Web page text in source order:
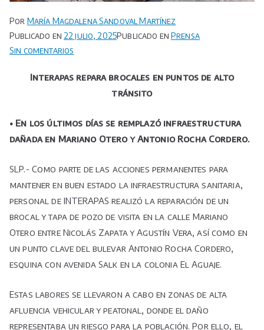
Por María Magdalena Sandoval Martínez
Publicado en 22 julio, 2025Publicado enPrensa
Sin comentarios
repara
puntos
de
tránsito
Interapas repara brocales en puntos de alto
tránsito
• En los últimos días se remplazó infraestructura
dañada en Mariano Otero y Antonio Rocha Cordero.
SLP.- Como parte de las acciones permanentes para
mantener en buen estado la infraestructura sanitaria,
personal de INTERAPAS realizó la reparación de un
brocal y tapa de pozo de visita en la calle Mariano
Otero entre Nicolás Zapata y Agustín Vera, así como en
un punto clave del bulevar Antonio Rocha Cordero,
esquina con avenida Salk en la colonia El Aguaje.
Estas labores se llevaron a cabo en zonas de alta
afluencia vehicular y peatonal, donde el daño
representaba un riesgo para la población. Por ello, el